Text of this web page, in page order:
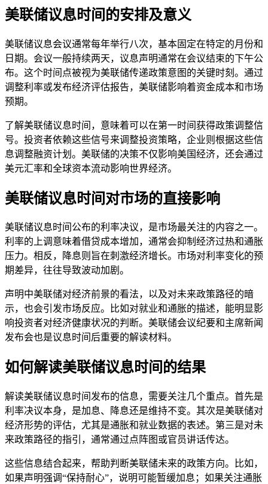
美联储议息时间的安排及意义
美联储议息会议通常每年举行八次，基本固定在特定的月份和
日期。会议一般持续两天，议息声明通常在会议结束的下午公
布。这个时间点被视为美联储传递政策意图的关键时刻。通过
调整利率或发布经济评估报告，美联储影响着资金成本和市场
预期。
了解美联储议息时间，意味着可以在第一时间获得政策调整信
号。投资者依赖这些信号来调整投资策略，企业则根据这些信
息调整融资计划。美联储的决策不仅影响美国经济，还会通过
美元汇率和全球资本流动影响世界经济。
美联储议息时间对市场的直接影响
美联储议息时间公布的利率决议，是市场最关注的内容之一。
利率的上调意味着借贷成本增加，通常会抑制经济过热和通胀
压力。相反，降息则旨在刺激经济增长。市场对利率变化的预
期差异，往往导致波动加剧。
声明中美联储对经济前景的看法，以及对未来政策路径的暗
示，也会引发市场反应。比如对就业和通胀的描述，能明显影
响投资者对经济健康状况的判断。美联储会议纪要和主席新闻
发布会也是议息时间后重要的解读材料。
如何解读美联储议息时间的结果
解读美联储议息时间发布的信息，需要关注几个重点。首先是
利率决议本身，是加息、降息还是维持不变。其次是美联储对
经济形势的评估，尤其是通胀和就业数据的表述。第三是对未
来政策路径的指引，通常通过点阵图或官员讲话传达。
这些信息结合起来，帮助判断美联储未来的政策方向。比如，
如果声明强调“保持耐心”，说明可能暂缓加息；如果关注通胀